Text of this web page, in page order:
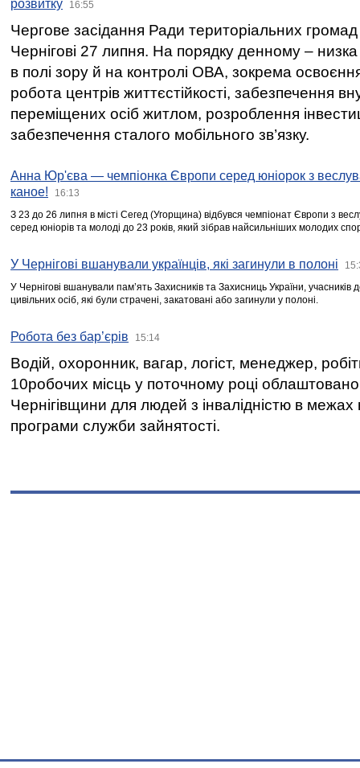
розвитку 16:55
Чергове засідання Ради територіальних громад
Чернігові 27 липня. На порядку денному –
в полі зору й на контролі ОВА, зокрема освоєння
робота центрів життєстійкості, забезпечення
переміщених осіб житлом, розроблення
забезпечення сталого мобільного зв’язку.
Анна Юр'єва — чемпіонка Європи серед юніорок з
каное!
16:13
З 23 до 26 липня в місті Сегед (Угорщина) відбувся чемпіонат Європи з
серед юніорів та молоді до 23 років, який зібрав найсильніших молодих
У Чернігові вшанували українців, які загинули в полоні
У Чернігові вшанували пам’ять Захисників та Захисниць України,
цивільних осіб, які були страчені, закатовані або загинули у полоні.
Робота без бар’єрів 15:14
Водій, охоронник, вагар, логіст, менеджер,
10робочих місць у поточному році
Чернігівщини для людей з інвалідністю в межах
програми служби зайнятості.